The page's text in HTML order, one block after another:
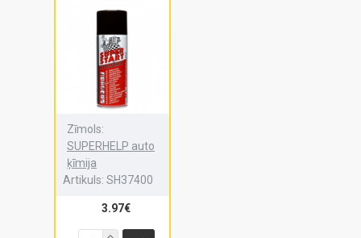
Zīmols:
SUPERHELP auto
ķīmija
Artikuls: SH37400
3.97€